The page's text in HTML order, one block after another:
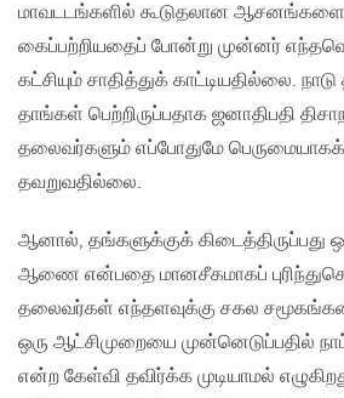
மாவடடங்களில் கூடுதலான ஆசனங்களை
கைப்பற்றியதைப் போன்று முன்னர்
கட்சியும் சாதித்துக் காட்டியதில்லை.
தாங்கள் பெற்றிருப்பதாக ஜனாதிபதி
தலைவர்களும் எப்போதுமே பெருமையாகக்
தவறுவதில்லை.
ஆனால், தங்களுக்குக் கிடைத்திருப்பது
ஆணை என்பதை மானசீகமாகப்
தலைவர்கள் எந்தளவுக்கு சகல
ஒரு ஆட்சிமுறையை முன்னெடுப்பதில்
என்ற கேள்வி தவிர்க்க முடியாமல்